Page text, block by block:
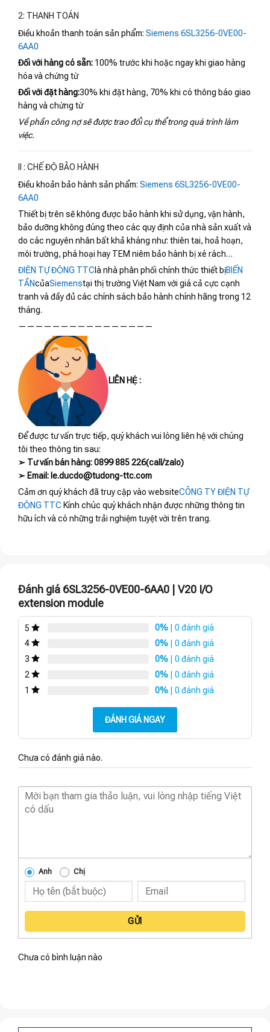
2: THANH TOÁN
Điều khoản thanh toán sản phẩm: Siemens 6SL3256-0VE00-
6AA0
Đối với hàng có sẵn: 100% trước khi hoặc ngay khi giao hàng
hóa và chứng từ
Đối với đặt hàng:30% khi đặt hàng, 70% khi có thông báo giao
hàng và chứng từ
Về phần công nợ sẽ được trao đổi cụ thể trong quá trình làm
việc.
II : CHẾ ĐỘ BẢO HÀNH
Điều khoản bảo hành sản phẩm: Siemens 6SL3256-0VE00-
6AA0
Thiết bị trên sẽ không được bảo hành khi sử dụng, vận hành,
bảo dưỡng không đúng theo các quy định của nhà sản xuất và
do các nguyên nhân bất khả kháng như: thiên tai, hoả hoạn,
môi trường, phá hoại hay TEM niêm bảo hành bị xé rách…
ĐIỆN TỰ ĐỘNG TTC là nhà phân phối chính thức thiết bịBIẾN
TẦNcủaSiemenstại thị trường Việt Nam với giá cả cực cạnh
tranh và đầy đủ các chính sách bảo hành chính hãng trong 12
tháng.
————————————————
LIÊN HỆ :
Để được tư vấn trực tiếp, quý khách vui lòng liên hệ với chúng
tôi theo thông tin sau:
➢ Tư vấn bán hàng: 0899 885 226(call/zalo)
➢ Email: le.ducdo@tudong-ttc.com
Cảm ơn quý khách đã truy cập vào websiteCÔNG TY ĐIỆN TỰ
ĐỘNG TTC Kính chúc quý khách nhận được những thông tin
hữu ích và có những trải nghiệm tuyệt vời trên trang.
Đánh giá 6SL3256-0VE00-6AA0 | V20 I/O
extension module
5 0% | 0 đánh giá
4
0% | 0 đánh giá
3
0% | 0 đánh giá
2
0% | 0 đánh giá
1
0% | 0 đánh giá
ĐÁNH GIÁ NGAY
Chưa có đánh giá nào.
Anh Chị
GỬI
Chưa có bình luận nào